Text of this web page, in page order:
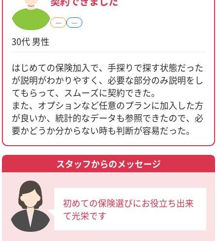
30代 男性
― ―
はじめての保険加入で、手探りで探す状態だった
が説明がわかりやすく、必要な部分のみ説明をし
てもらって、スムーズに契約できた。
また、オプションなど任意のプランに加入した方
が良いか、統計的なデータも参照できたので、必
要かどうか分からない時も判断が容易だった。
スタッフからのメッセージ
初めての保険選びにお役立ち出来
て光栄です